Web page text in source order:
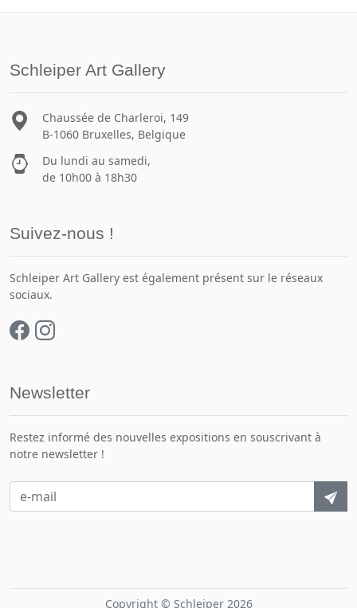
Schleiper Art Gallery
Chaussée de Charleroi, 149
B-1060 Bruxelles, Belgique
Du lundi au samedi,
de 10h00 à 18h30
Suivez-nous !
Schleiper Art Gallery est également présent sur le réseaux
sociaux.
Newsletter
Restez informé des nouvelles expositions en souscrivant à
notre newsletter !
Copyright © Schleiper 2026